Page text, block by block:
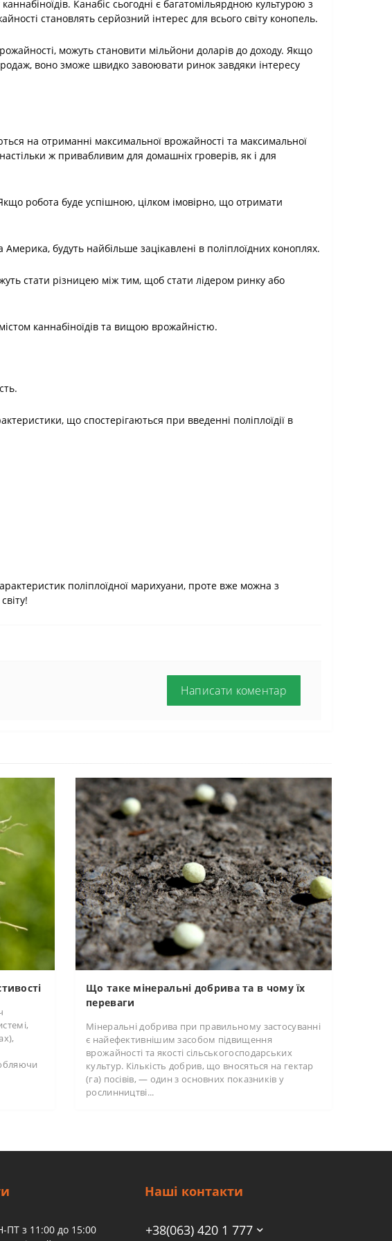
Канабіс сьогодні є багатомільярдною культурою з
становлять серйозний інтерес для всього світу конопель.
можуть становити мільйони доларів до доходу. Якщо
воно зможе швидко завоювати ринок завдяки інтересу
на отриманні максимальної врожайності та максимальної
ж привабливим для домашніх гроверів, як і для
робота буде успішною, цілком імовірно, що отримати
будуть найбільше зацікавлені в поліплоїдних коноплях.
стати різницею між тим, щоб стати лідером ринку або
каннабіноїдів та вищою врожайністю.
що спостерігаються при введенні поліплоїдії в
поліплоїдної марихуани, проте вже можна з
Написати коментар
Що таке мінеральні добрива та в чому їх
переваги
Мінеральні добрива при правильному застосуванні
є найефективнішим засобом підвищення
врожайності та якості сільськогосподарських
культур. Кількість добрив, що вносяться на гектар
(га) посівів, — один з основних показників у
рослинництві...
ПТ з 11:00 до 15:00
Наші контакти
+38(063) 420 1 777